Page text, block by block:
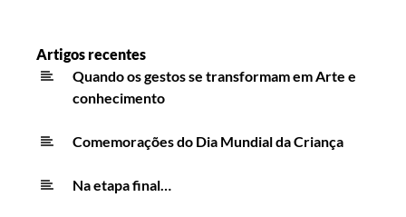
Artigos recentes
Quando os gestos se transformam em Arte e
conhecimento
Comemorações do Dia Mundial da Criança
Na etapa final…